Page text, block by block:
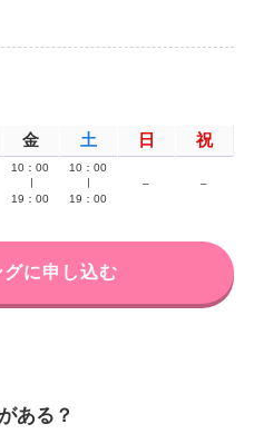
金 土 日 祝
10：00
19：00
10：00
19：00
– –
に申し込む
ある？